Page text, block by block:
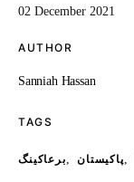
02 December 2021
AUTHOR
Sanniah Hassan
TAGS
برعاکینگ, پاکیستان,